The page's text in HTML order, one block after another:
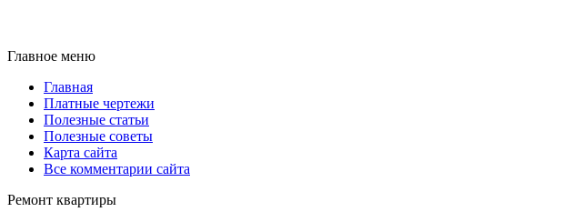
Главное меню
Главная
Платные чертежи
Полезные статьи
Полезные советы
Карта сайта
Все комментарии сайта
Ремонт квартиры